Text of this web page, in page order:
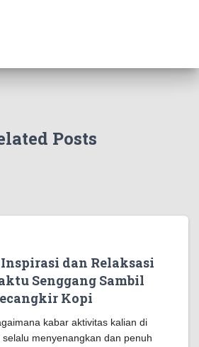
Posts
dan Relaksasi
Senggang Sambil
Kopi
kabar aktivitas kalian di
menyenangkan dan penuh